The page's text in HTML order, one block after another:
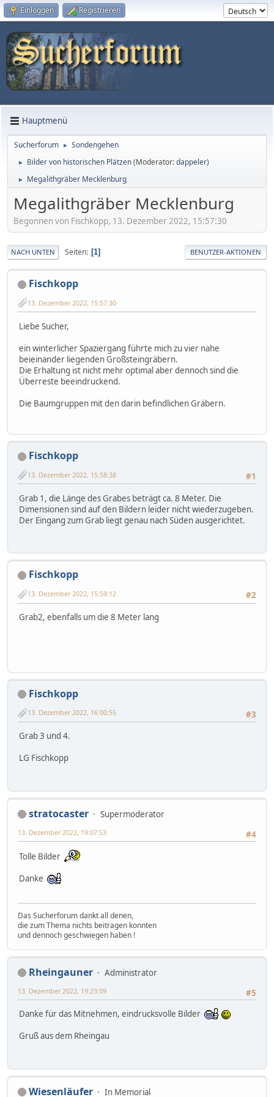
Einloggen Registrieren
Hauptmenü
Sucherforum ► Sondengehen
► Bilder von historischen Plätzen(Moderator:dappeler)
► Megalithgräber Mecklenburg
Megalithgräber Mecklenburg
Begonnen von Fischkopp, 13. Dezember 2022, 15:57:30
NACH UNTEN Seiten 1 BENUTZER-AKTIONEN
Fischkopp
13. Dezember 2022, 15:57:30
Liebe Sucher,
ein winterlicher Spaziergang führte mich zu vier nahe
beieinander liegenden Großsteingräbern.
Die Erhaltung ist nicht mehr optimal aber dennoch sind die
Überreste beeindruckend.
Die Baumgruppen mit den darin befindlichen Gräbern.
Fischkopp
#1
13. Dezember 2022, 15:58:38
Grab 1, die Länge des Grabes beträgt ca. 8 Meter. Die
Dimensionen sind auf den Bildern leider nicht wiederzugeben.
Der Eingang zum Grab liegt genau nach Süden ausgerichtet.
Fischkopp
#2
13. Dezember 2022, 15:59:12
Grab2, ebenfalls um die 8 Meter lang
Fischkopp
#3
13. Dezember 2022, 16:00:55
Grab 3 und 4.
LG Fischkopp
stratocaster
Supermoderator
#4
13. Dezember 2022, 19:07:53
Tolle Bilder
Danke
Das Sucherforum dankt all denen,
die zum Thema nichts beitragen konnten
und dennoch geschwiegen haben !
Rheingauner
Administrator
#5
13. Dezember 2022, 19:23:09
Danke für das Mitnehmen, eindrucksvolle Bilder
Gruß aus dem Rheingau
Wiesenläufer In Memorial